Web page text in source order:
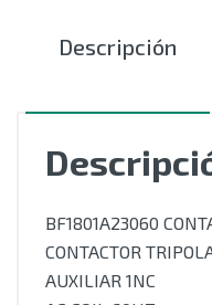
Descripción
BF1801A23060
CONTACTOR
AUXILIAR 1NC